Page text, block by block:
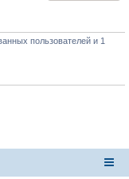
пользователей и 1